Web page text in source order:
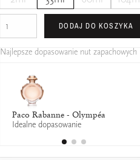
DODAJ DO KOSZYKA
Najlepsze dopasowanie nut zapachowych
Paco Rabanne - Olympéa
Idealne dopasowanie